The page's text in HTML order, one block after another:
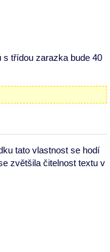
třídou zarazka bude 40
tato vlastnost se hodí
zvětšila čitelnost textu v